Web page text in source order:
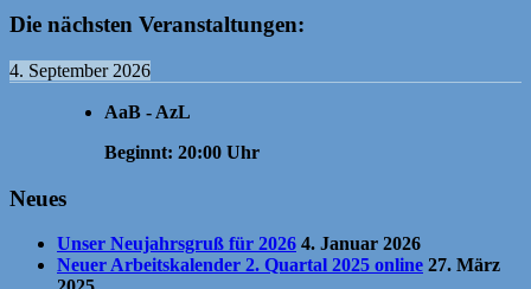
Die nächsten Veranstaltungen:
4. September 2026
AaB - AzL
Beginnt: 20:00 Uhr
Neues
Unser Neujahrsgruß für 2026 4. Januar 2026
Neuer Arbeitskalender 2. Quartal 2025 online 27. März